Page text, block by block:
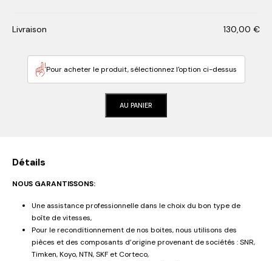
Livraison 130,00 €
Pour acheter le produit, sélectionnez l'option ci-dessus
AU PANIER
Détails
NOUS GARANTISSONS:
Une assistance professionnelle dans le choix du bon type de
boîte de vitesses,
Pour le reconditionnement de nos boites, nous utilisons des
pièces et des composants d’origine provenant de sociétés : SNR,
Timken, Koyo, NTN, SKF et Corteco,